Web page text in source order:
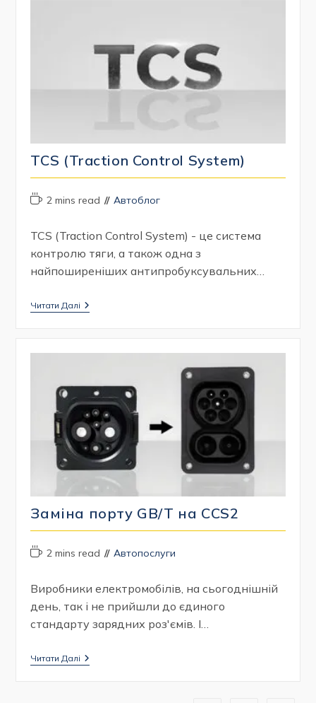
TCS (Traction Control System)
Час2 mins read
Категорія
Автоблог
TCS (Traction Control System) - це система
контролю тяги, а також одна з
найпоширеніших антипробуксувальних…
Читати Далі TCS
(Traction
Заміна порту GB/T на CCS2
Час2 mins read
Категорія
Автопослуги
Виробники електромобілів, на сьогоднішній
день, так і не прийшли до єдиного
стандарту зарядних роз'ємів. І…
Читати Далі Заміна
Порту